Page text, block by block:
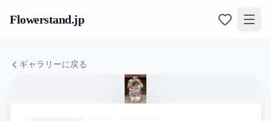
Flowerstand.jp
ギャラリーに戻る